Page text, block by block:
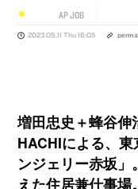
AP JOB
2023.05.11 Thu 16:05
増田忠史＋蜂谷伸
HACHIによる、
ンジェリー赤坂
えた住居兼仕事